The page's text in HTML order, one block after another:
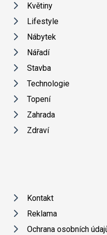
Květiny
Lifestyle
Nábytek
Nářadí
Stavba
Technologie
Topení
Zahrada
Zdraví
Kontakt
Reklama
Ochrana osobních